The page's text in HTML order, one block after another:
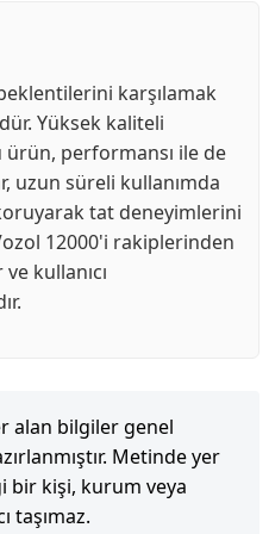
karşılamak
Yüksek kaliteli
performansı ile de
uzun süreli kullanımda
tat deneyimlerini
12000'i rakiplerinden
kullanıcı
alan bilgiler genel
Metinde yer
bir kişi, kurum veya
taşımaz.